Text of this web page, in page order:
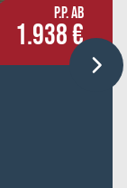
P.P. AB
1.938 €